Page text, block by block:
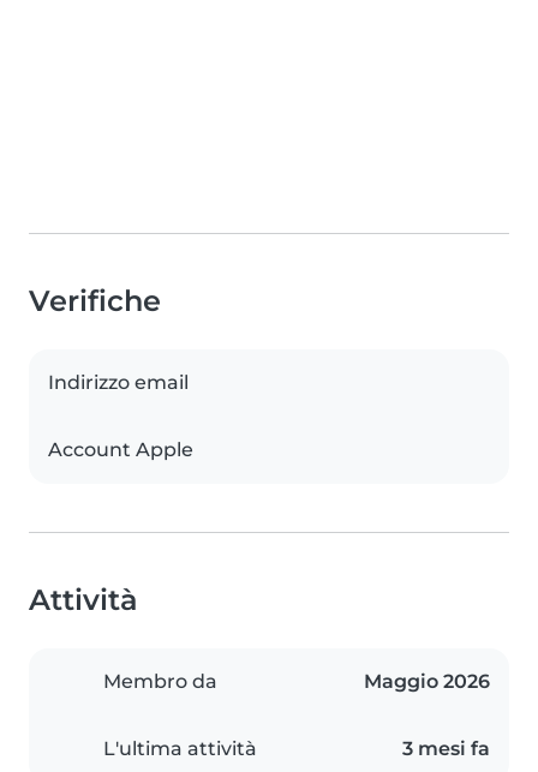
Verifiche
Indirizzo email
Account Apple
Attività
Membro da Maggio 2026
L'ultima attività 3 mesi fa